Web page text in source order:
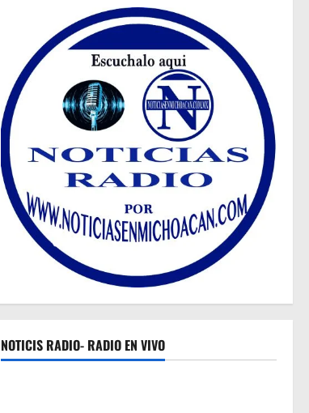
NOTICIS RADIO- RADIO EN VIVO